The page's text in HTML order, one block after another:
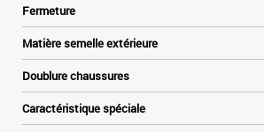
Fermeture
Matière semelle extérieure
Doublure chaussures
Caractéristique spéciale